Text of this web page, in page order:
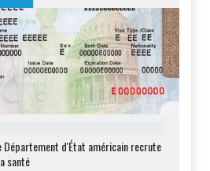
Département d'État américain recrute
santé